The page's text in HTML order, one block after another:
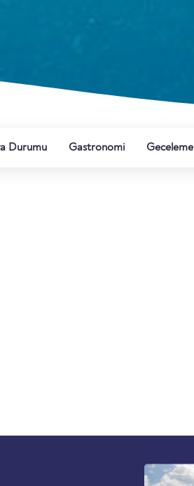
Durumu Gastronomi Geceleme